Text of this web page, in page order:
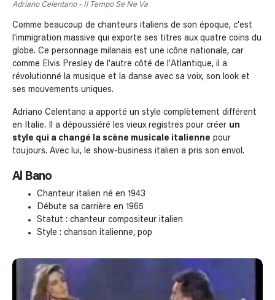
Adriano Celentano - Il Tempo Se Ne Va
Comme beaucoup de chanteurs italiens de son époque, c’est
l’immigration massive qui exporte ses titres aux quatre coins du
globe. Ce personnage milanais est une icône nationale, car
comme Elvis Presley de l’autre côté de l’Atlantique, il a
révolutionné la musique et la danse avec sa voix, son look et
ses mouvements uniques.
Adriano Celentano a apporté un style complètement différent
en Italie. Il a dépoussiéré les vieux registres pour créer un
style qui a changé la scène musicale italienne pour
toujours. Avec lui, le show-business italien a pris son envol.
Al Bano
Chanteur italien né en 1943
Débute sa carrière en 1965
Statut : chanteur compositeur italien
Style : chanson italienne, pop